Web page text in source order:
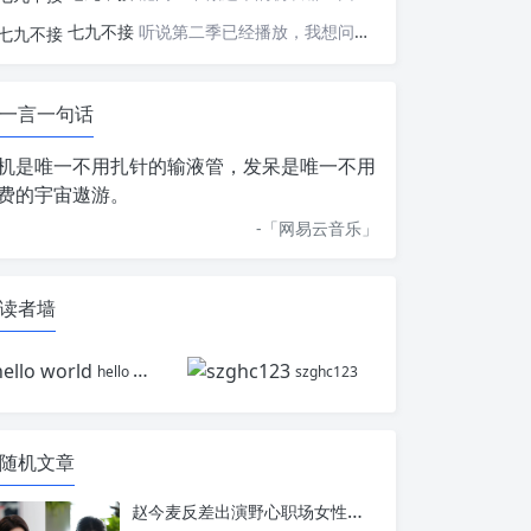
七九不接 听说第二季已经播放，我想问一下国内什么时候会播出
一言一句话
是唯一不用扎针的输液管，发呆是唯一不用
的宇宙遨游。
-「网易云音乐 」
读者墙
hello world szghc123
随机文章
赵今麦反差出演野心职场女性，魏大勋复仇线拉满，《无可替代》凭什么戳中现实痛点？